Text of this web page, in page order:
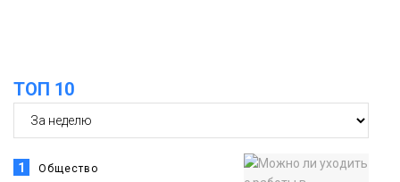
Новости
ТОП 10
1 Общество